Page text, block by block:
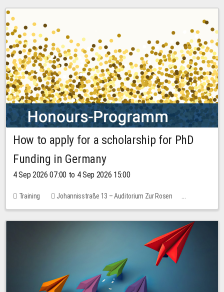
How to apply for a scholarship for PhD
Funding in Germany
4 Sep 2026 07:00 to 4 Sep 2026 15:00
Training
Johannisstraße 13 – Auditorium Zur Rosen
No free places